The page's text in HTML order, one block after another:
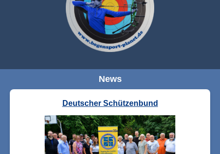
News
Deutscher Schützenbund